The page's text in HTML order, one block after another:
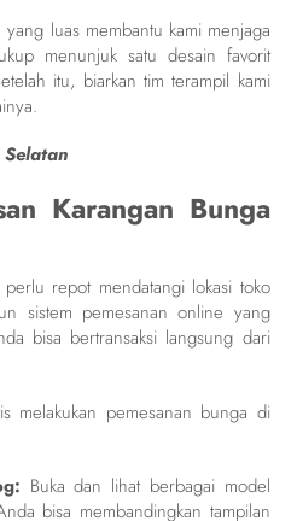
luas membantu kami menjaga
menunjuk satu desain favorit
itu, biarkan tim terampil kami
Karangan Bunga
repot mendatangi lokasi toko
sistem pemesanan online yang
bisa bertransaksi langsung dari
melakukan pemesanan bunga di
Buka dan lihat berbagai model
bisa membandingkan tampilan